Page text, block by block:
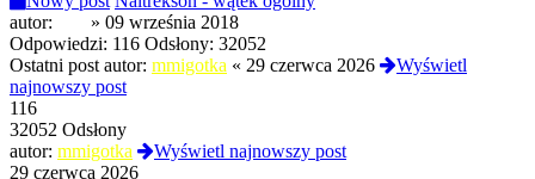
autor:
» 09 września 2018
Odpowiedzi: 116 Odsłony: 32052
Ostatni post autor: mmigotka « 29 czerwca 2026
Wyświetl
najnowszy post
116
32052 Odsłony
autor: mmigotka
Wyświetl najnowszy post
29 czerwca 2026